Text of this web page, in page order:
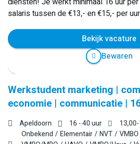
salaris tussen de €13,- en €15,- per uur.
Bekijk vacature
Bewaren
Werkstudent marketing |
economie | communicatie |
Apeldoorn 16 - 40 uur 13,00-
Onbekend
Elementair NVT VMBO